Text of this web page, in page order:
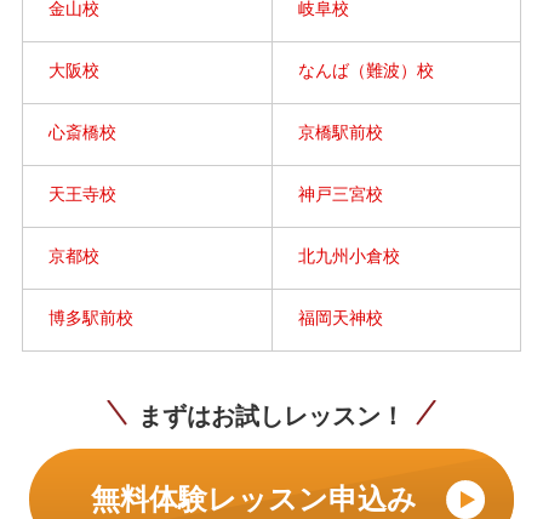
金山校 岐阜校
大阪校 なんば（難波）校
心斎橋校 京橋駅前校
天王寺校 神戸三宮校
京都校 北九州小倉校
博多駅前校 福岡天神校
まずはお試しレッスン！
無料体験レッスン申込み